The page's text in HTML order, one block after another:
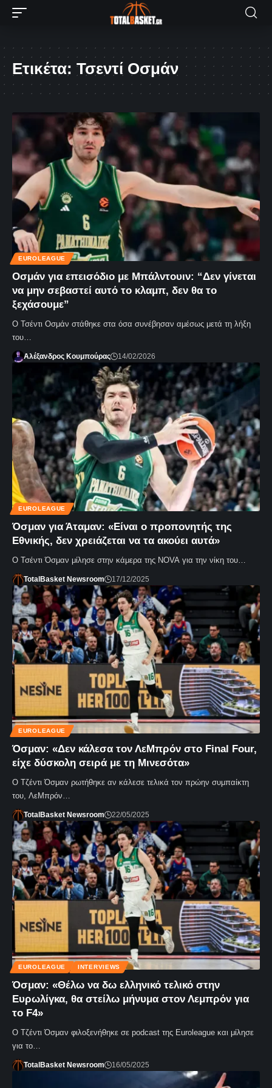
Ετικέτα: Τσεντί Οσμάν
EUROLEAGUE
Οσμάν για επεισόδιο με Μπάλντουιν: “Δεν γίνεται
να μην σεβαστεί αυτό το κλαμπ, δεν θα το
ξεχάσουμε”
Ο Τσέντι Οσμάν στάθηκε στα όσα συνέβησαν αμέσως μετά τη λήξη
του…
Αλέξανδρος Κουμπούρας 14/02/2026
EUROLEAGUE
Όσμαν για Άταμαν: «Είναι ο προπονητής της
Εθνικής, δεν χρειάζεται να τα ακούει αυτά»
Ο Τσέντι Όσμαν μίλησε στην κάμερα της NOVA για την νίκη του…
TotalBasket Newsroom 17/12/2025
EUROLEAGUE
Όσμαν: «Δεν κάλεσα τον ΛεΜπρόν στο Final Four,
είχε δύσκολη σειρά με τη Μινεσότα»
Ο Τζέντι Όσμαν ρωτήθηκε αν κάλεσε τελικά τον πρώην συμπαίκτη
του, ΛεΜπρόν…
TotalBasket Newsroom 22/05/2025
EUROLEAGUE INTERVIEWS
Όσμαν: «Θέλω να δω ελληνικό τελικό στην
Ευρωλίγκα, θα στείλω μήνυμα στον Λεμπρόν για
το F4»
Ο Τζέντι Όσμαν φιλοξενήθηκε σε podcast της Euroleague και μίλησε
για το…
TotalBasket Newsroom 16/05/2025